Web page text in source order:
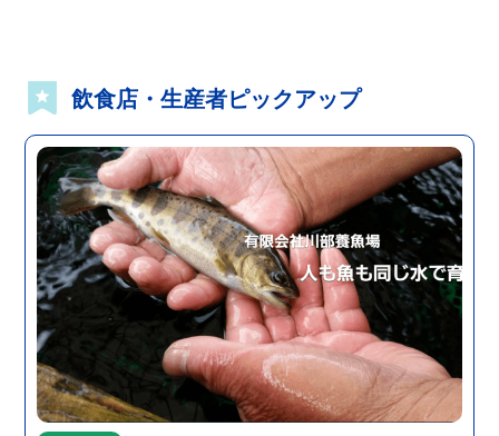
飲食店・生産者ピックアップ